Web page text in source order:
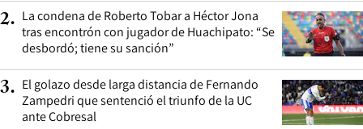
2. La condena de Roberto Tobar a Héctor Jona
tras encontrón con jugador de Huachipato: “Se
desbordó; tiene su sanción”
3. El golazo desde larga distancia de Fernando
Zampedri que sentenció el triunfo de la UC
ante Cobresal